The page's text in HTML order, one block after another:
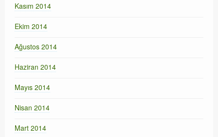
Kasım 2014
Ekim 2014
Ağustos 2014
Haziran 2014
Mayıs 2014
Nisan 2014
Mart 2014